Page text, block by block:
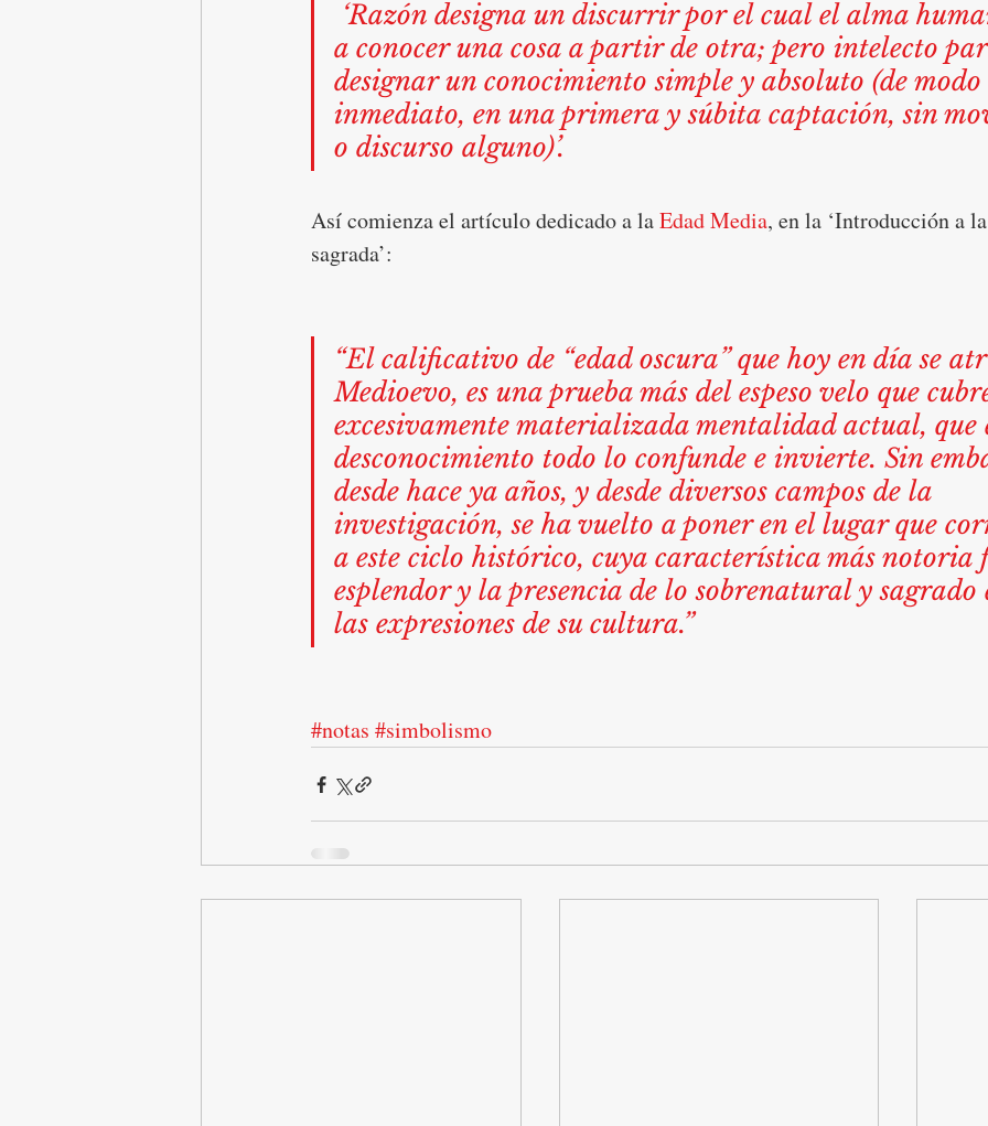
a conocer una cosa a partir de otra; pero intelecto
designar un conocimiento simple y absoluto (de modo
inmediato, en una primera y súbita captación, sin
o discurso alguno)’.
Así comienza el artículo dedicado a la Edad Media, en la ‘Introducción a
sagrada’:
“El calificativo de “edad oscura” que hoy en día se
Medioevo, es una prueba más del espeso velo que
excesivamente materializada mentalidad actual, que
desconocimiento todo lo confunde e invierte. Sin
desde hace ya años, y desde diversos campos de la
investigación, se ha vuelto a poner en el lugar que
a este ciclo histórico, cuya característica más notoria
esplendor y la presencia de lo sobrenatural y
las expresiones de su cultura.”
#notas #simbolismo